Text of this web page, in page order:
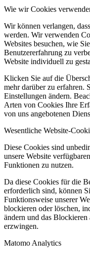
Wie wir Cookies
Wir können verlangen,
werden. Wir verwenden
Websites besuchen, wie
Benutzererfahrung zu
Website individuell zu
Klicken Sie auf die
mehr darüber zu erfahren.
Einstellungen ändern.
Arten von Cookies Ihre
von uns angebotenen
Wesentliche Website-
Diese Cookies sind
unsere Website
Funktionen zu nutzen.
Da diese Cookies für die
erforderlich sind, können
Funktionsweise unserer
blockieren oder löschen,
ändern und das
erzwingen.
Matomo Analytics